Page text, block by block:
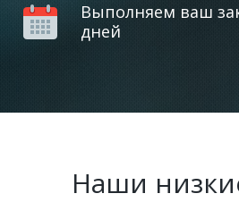
Выполняем ваш
дней
Наши